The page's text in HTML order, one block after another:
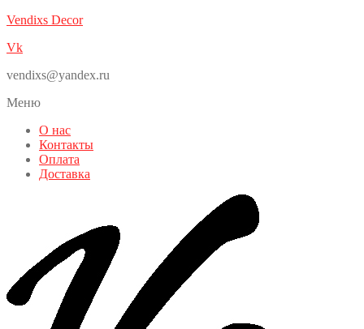
Vendixs Decor
Vk
vendixs@yandex.ru
Меню
О нас
Контакты
Оплата
Доставка